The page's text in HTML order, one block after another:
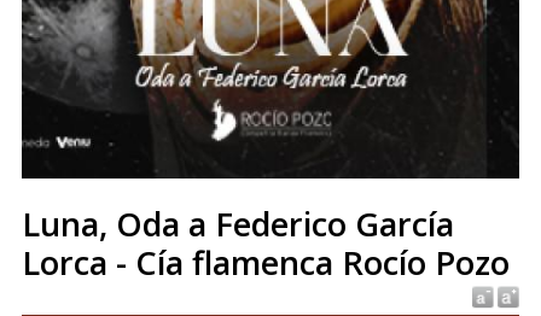
Luna, Oda a Federico García
Lorca - Cía flamenca Rocío Pozo